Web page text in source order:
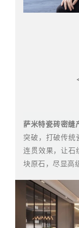
萨米特瓷砖密缝
突破，打破传统
连贯效果，让石
块原石，尽显高